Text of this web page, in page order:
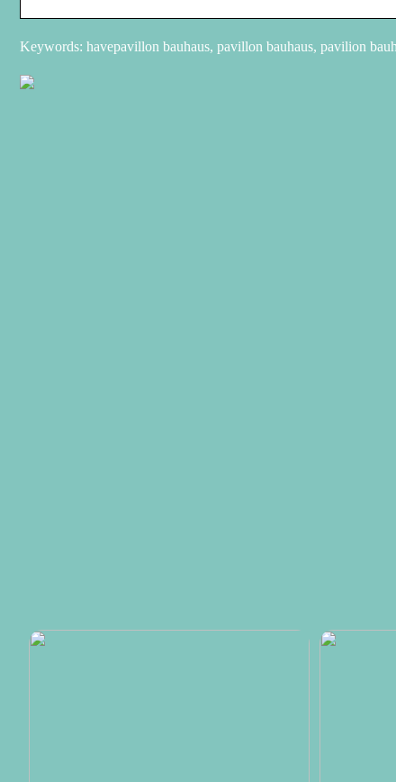
Keywords: havepavillon bauhaus, pavillon bauhaus, pavilion